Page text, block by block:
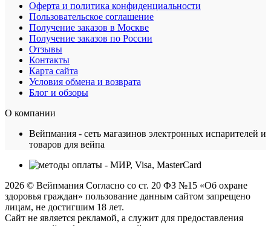
Оферта и политика конфиденциальности
Пользовательское соглашение
Получение заказов в Москве
Получение заказов по России
Отзывы
Контакты
Карта сайта
Условия обмена и возврата
Блог и обзоры
О компании
Вейпмания - сеть магазинов электронных испарителей и
товаров для вейпа
2026 © Вейпмания Согласно со ст. 20 ФЗ №15 «Об охране
здоровья граждан» пользование данным сайтом запрещено
лицам, не достигшим 18 лет.
Сайт не является рекламой, а служит для предоставления